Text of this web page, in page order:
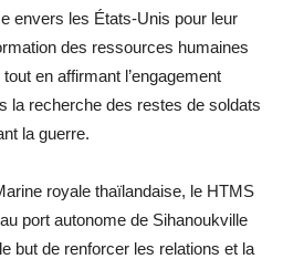
envers les États-Unis pour leur
des ressources humaines
en affirmant l’engagement
la recherche des restes de soldats
la guerre.
royale thaïlandaise, le HTMS
port autonome de Sihanoukville
but de renforcer les relations et la